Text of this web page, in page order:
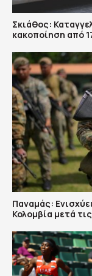
Σκιάθος:
κακοποίηση από
Παναμάς:
Κολομβία μετά